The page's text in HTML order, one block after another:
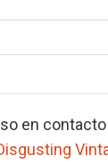
en contacto